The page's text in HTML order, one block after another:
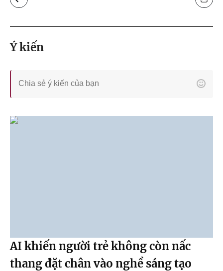
Ý kiến
AI khiến người trẻ không còn nấc
thang đặt chân vào nghề sáng tạo